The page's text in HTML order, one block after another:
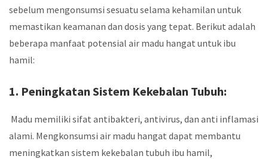
sebelum mengonsumsi sesuatu selama kehamilan untuk
memastikan keamanan dan dosis yang tepat. Berikut adalah
beberapa manfaat potensial air madu hangat untuk ibu
hamil:
1. Peningkatan Sistem Kekebalan Tubuh:
Madu memiliki sifat antibakteri, antivirus, dan anti inflamasi
alami. Mengkonsumsi air madu hangat dapat membantu
meningkatkan sistem kekebalan tubuh ibu hamil,